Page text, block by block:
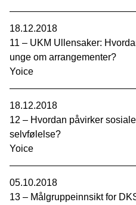
18.12.2018
11 – UKM Ullensaker:
unge om arrangementer?
Yoice
18.12.2018
12 – Hvordan påvirker
selvfølelse?
Yoice
05.10.2018
13 – Målgruppeinnsikt for